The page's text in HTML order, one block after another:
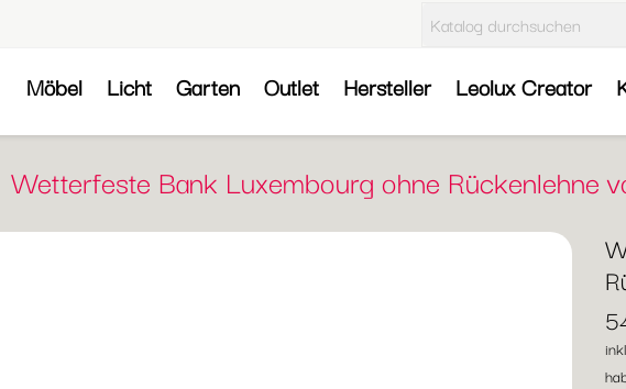
Möbel Licht Garten Outlet Hersteller Leolux Creator
Wetterfeste Bank Luxembourg ohne Rückenlehne